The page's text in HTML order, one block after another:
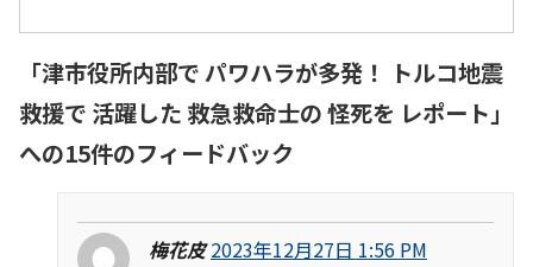
「津市役所内部で パワハラが多発！ トルコ地震
救援で 活躍した 救急救命士の 怪死を レポート 」
への15件のフィードバック
梅花皮 2023年12月27日 1:56 PM